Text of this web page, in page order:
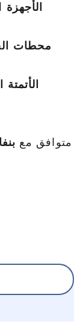
الأجهزة
محطات
متوافق مع